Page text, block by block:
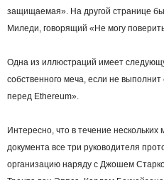
защищаемая». На другой странице
Миледи, говорящий «Не могу
Одна из иллюстраций имеет
собственного меча, если не
перед Ethereum».
Интересно, что в течение нескольких
документа все три руководителя
организацию наряду с Джошем